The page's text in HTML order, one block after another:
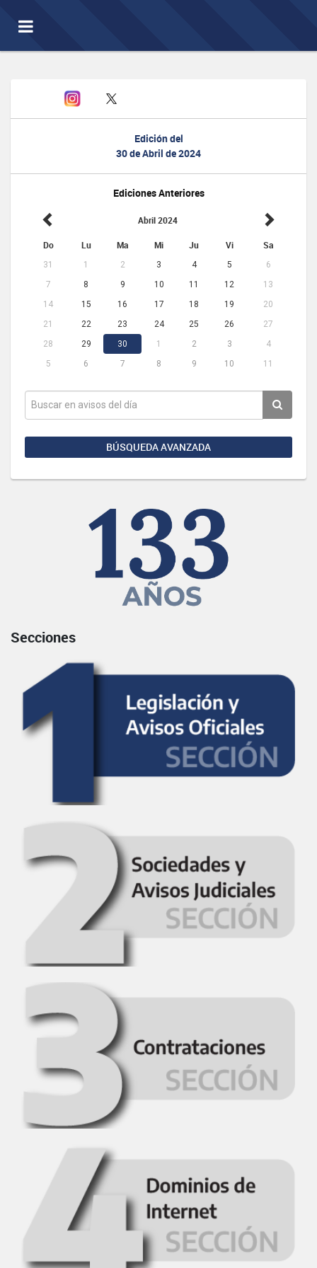
Toggle
navigation
Edición del
30 de Abril de 2024
Ediciones Anteriores
Abril 2024
Do Lu Ma Mi Ju Vi Sa
31 1 2 3 4 5
6
7
8 9 10 11 12
13
14
15 16 17 18 19
20
21
22 23 24 25 26
27
28
29 30 1 2 3
4
5
6 7 8 9 10 11
BÚSQUEDA AVANZADA
Secciones